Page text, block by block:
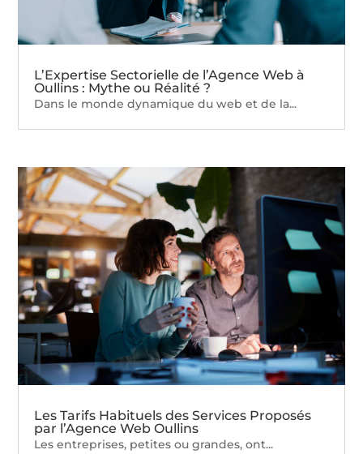
L’Expertise Sectorielle de l’Agence Web à
Oullins : Mythe ou Réalité ?
Dans le monde dynamique du web et de la...
Les Tarifs Habituels des Services Proposés
par l’Agence Web Oullins
Les entreprises, petites ou grandes, ont...